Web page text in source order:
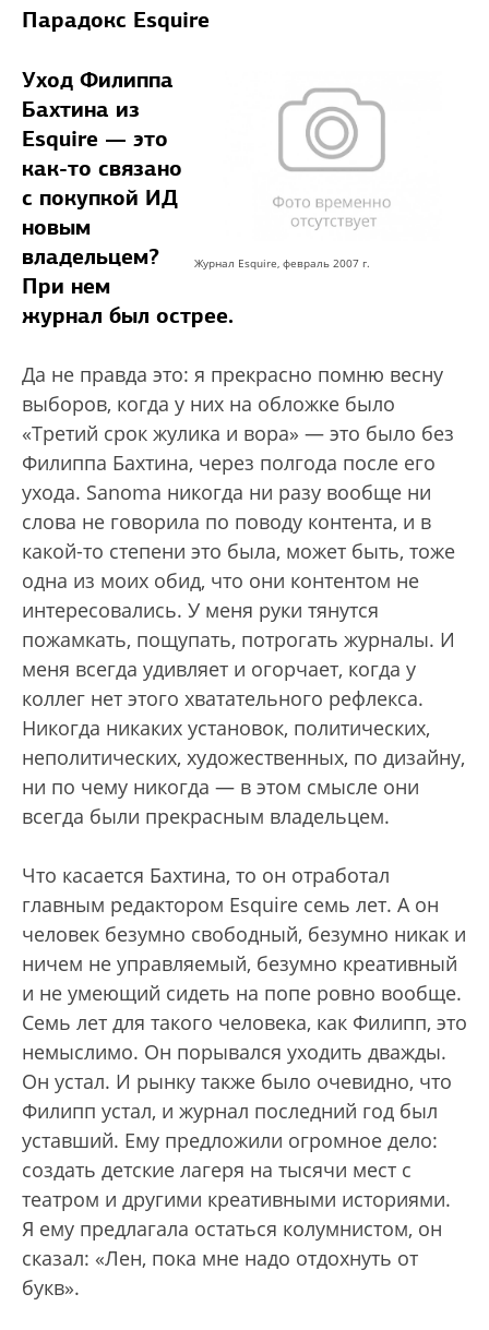
Парадокс Esquire
Журнал Esquire, февраль 2007 г.
Уход Филиппа
Бахтина из
Esquire — это
как-то связано
с покупкой ИД
новым
владельцем?
При нем
журнал был острее.
Да не правда это: я прекрасно помню весну
выборов, когда у них на обложке было
«Третий срок жулика и вора» — это было без
Филиппа Бахтина, через полгода после его
ухода. Sanoma никогда ни разу вообще ни
слова не говорила по поводу контента, и в
какой-то степени это была, может быть, тоже
одна из моих обид, что они контентом не
интересовались. У меня руки тянутся
пожамкать, пощупать, потрогать журналы. И
меня всегда удивляет и огорчает, когда у
коллег нет этого хватательного рефлекса.
Никогда никаких установок, политических,
неполитических, художественных, по дизайну,
ни по чему никогда — в этом смысле они
всегда были прекрасным владельцем.
Что касается Бахтина, то он отработал
главным редактором Esquire семь лет. А он
человек безумно свободный, безумно никак и
ничем не управляемый, безумно креативный
и не умеющий сидеть на попе ровно вообще.
Семь лет для такого человека, как Филипп, это
немыслимо. Он порывался уходить дважды.
Он устал. И рынку также было очевидно, что
Филипп устал, и журнал последний год был
уставший. Ему предложили огромное дело:
создать детские лагеря на тысячи мест с
театром и другими креативными историями.
Я ему предлагала остаться колумнистом, он
сказал: «Лен, пока мне надо отдохнуть от
букв».